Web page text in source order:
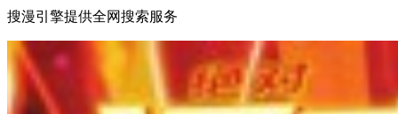
搜漫引擎提供全网搜索服务